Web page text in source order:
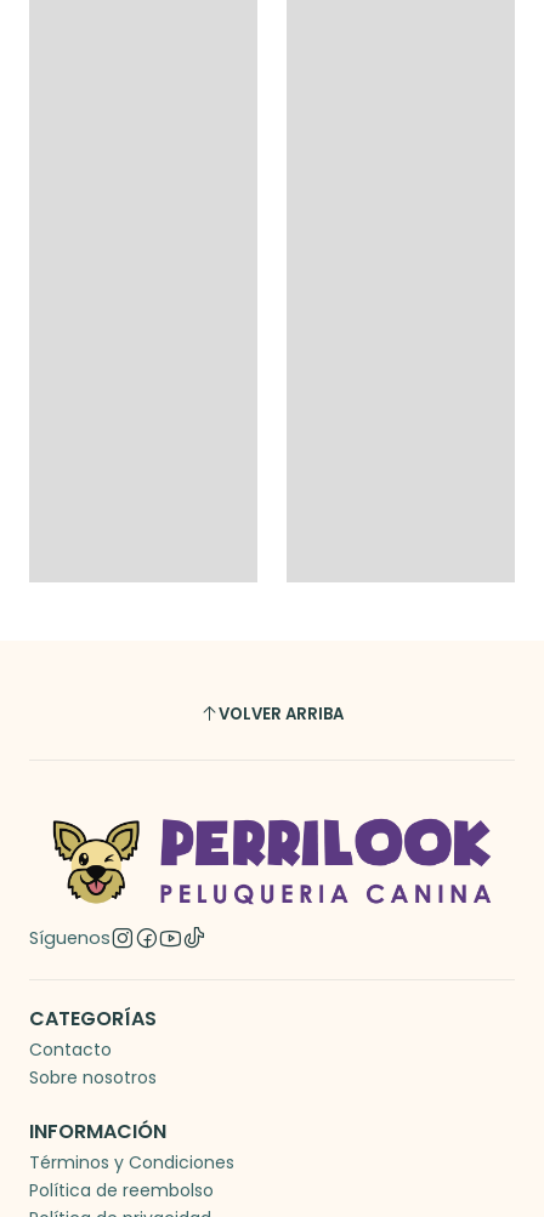
VOLVER ARRIBA
Síguenos
CATEGORÍAS
Contacto
Sobre nosotros
INFORMACIÓN
Términos y Condiciones
Política de reembolso